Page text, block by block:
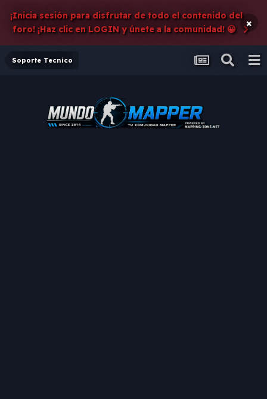
¡Inicia sesión para disfrutar de todo el contenido del
foro! ¡Haz clic en LOGIN y únete a la comunidad! 😀
×
Soporte Tecnico